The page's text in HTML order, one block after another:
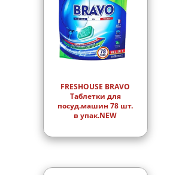
FRESHOUSE BRAVO
Таблетки для
посуд.машин 78 шт.
в упак.NEW